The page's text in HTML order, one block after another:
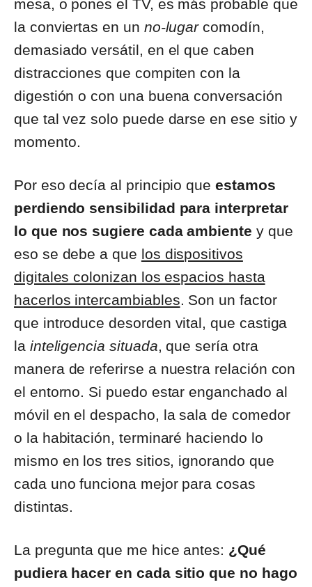
mesa, o pones el TV, es más probable que
la conviertas en un no-lugarcomodín,
demasiado versátil, en el que caben
distracciones que compiten con la
digestión o con una buena conversación
que tal vez solo puede darse en ese sitio y
momento.
Por eso decía al principio queestamos
perdiendo sensibilidad para interpretar
lo que nos sugiere cada ambiente y que
eso se debe a que los dispositivos
digitales colonizan los espacios hasta
hacerlos intercambiables. Son un factor
que introduce desorden vital, que castiga
la inteligencia situada, que sería otra
manera de referirse a nuestra relación con
el entorno. Si puedo estar enganchado al
móvil en el despacho, la sala de comedor
o la habitación, terminaré haciendo lo
mismo en los tres sitios, ignorando que
cada uno funciona mejor para cosas
distintas.
La pregunta que me hice antes: ¿Qué
pudiera hacer en cada sitio que no hago